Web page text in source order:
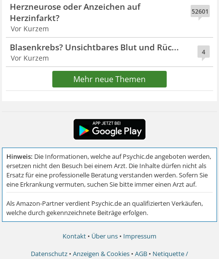
52601
Herzneurose oder Anzeichen auf
Herzinfarkt?
Vor Kurzem
4
Blasenkrebs? Unsichtbares Blut und Rüc...
Vor Kurzem
Mehr neue Themen
Kontakt • Über uns • Impressum
Datenschutz • Anzeigen & Cookies • AGB • Netiquette /